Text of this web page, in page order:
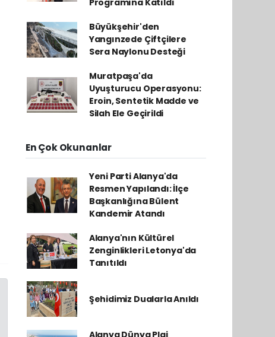
Programına Katıldı
Büyükşehir'den
Yangınzede Çiftçilere
Sera Naylonu Desteği
Muratpaşa'da
Uyuşturucu Operasyonu:
Eroin, Sentetik Madde ve
Silah Ele Geçirildi
En Çok Okunanlar
Yeni Parti Alanya'da
Resmen Yapılandı: İlçe
Başkanlığına Bülent
Kandemir Atandı
Alanya'nın Kültürel
Zenginlikleri Letonya'da
Tanıtıldı
Şehidimiz Dualarla Anıldı